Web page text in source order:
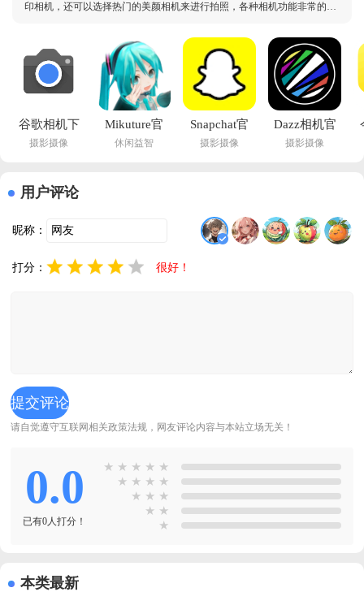
印相机，还可以选择热门的美颜相机来进行拍照，各种相机功能非常的齐
各种场景下拍摄你最喜爱的照片来进行保存吧，热门的相机应用也会实时
更新，解决用户的拍摄问题，快来本站下载软件吧！
谷歌相机下
载官方正版
appv9.7.047.702121536.18
摄影摄像
Mikuture官
方下载
休闲益智
Snapchat官
方最新版本
摄影摄像
Dazz相机官
方正版免费
摄影摄像
用户评论
昵称：
打分： 很好！
请自觉遵守互联网相关政策法规，网友评论内容与本站立场无关！
0.0
已有0人打分！
★ ★ ★ ★ ★
★ ★ ★ ★
★ ★ ★
★ ★
★
本类最新